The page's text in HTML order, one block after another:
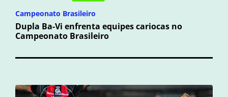
Campeonato Brasileiro
Dupla Ba-Vi enfrenta equipes cariocas no
Campeonato Brasileiro